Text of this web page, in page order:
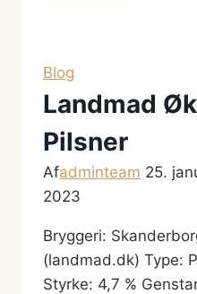
Blog
Landmad
Pilsner
Afadminteam 25.
2023
Bryggeri:
(landmad.dk) Type:
Styrke: 4,7 %